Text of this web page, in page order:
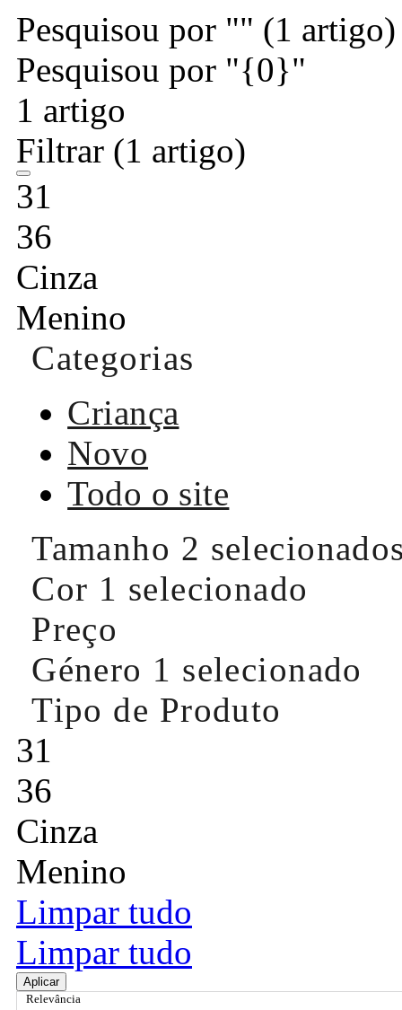
Pesquisou por "" (1 artigo)
Pesquisou por "{0}"
1 artigo
Filtrar (1 artigo)
31
36
Cinza
Menino
Categorias
Criança
Novo
Todo o site
Tamanho 2
Cor 1 selecionado
Preço
Género 1 selecionado
Tipo de Produto
31
36
Cinza
Menino
Limpar tudo
Limpar tudo
Aplicar
Relevância